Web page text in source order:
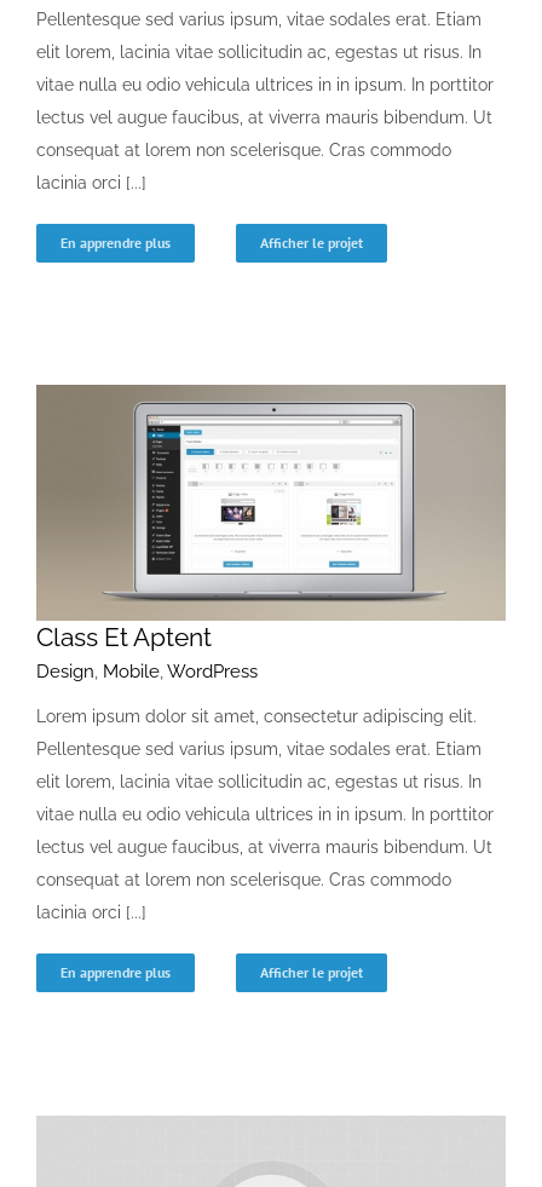
Pellentesque sed varius ipsum, vitae sodales erat. Etiam
elit lorem, lacinia vitae sollicitudin ac, egestas ut risus. In
vitae nulla eu odio vehicula ultrices in in ipsum. In porttitor
lectus vel augue faucibus, at viverra mauris bibendum. Ut
consequat at lorem non scelerisque. Cras commodo
lacinia orci [...]
En apprendre plus Afficher le projet
Class Et Aptent
Design, Mobile,WordPress
Lorem ipsum dolor sit amet, consectetur adipiscing elit.
Pellentesque sed varius ipsum, vitae sodales erat. Etiam
elit lorem, lacinia vitae sollicitudin ac, egestas ut risus. In
vitae nulla eu odio vehicula ultrices in in ipsum. In porttitor
lectus vel augue faucibus, at viverra mauris bibendum. Ut
consequat at lorem non scelerisque. Cras commodo
lacinia orci [...]
En apprendre plus Afficher le projet